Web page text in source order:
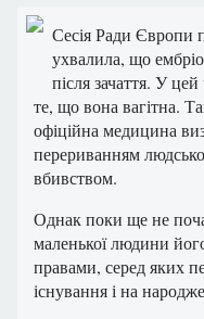
Сесія Ради Європи
ухвалила, що
після зачаття. У
те, що вона вагітна.
офіційна медицина
перериванням
вбивством.
Однак поки ще не
маленької людини
правами, серед яких
існування і на